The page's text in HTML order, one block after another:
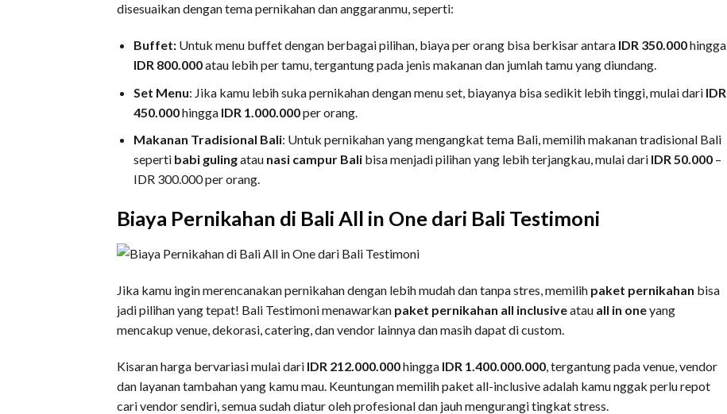
disesuaikan dengan tema pernikahan dan anggaranmu, seperti:
Buffet: Untuk menu buffet dengan berbagai pilihan, biaya per orang bisa berkisar antara IDR 350.000hingga
IDR 800.000atau lebih per tamu, tergantung pada jenis makanan dan jumlah tamu yang diundang.
Set Menu: Jika kamu lebih suka pernikahan dengan menu set, biayanya bisa sedikit lebih tinggi, mulai dari IDR
450.000hingga IDR 1.000.000per orang.
Makanan Tradisional Bali: Untuk pernikahan yang mengangkat tema Bali, memilih makanan tradisional Bali
seperti babi gulingatau nasi campur Balibisa menjadi pilihan yang lebih terjangkau, mulai dari IDR 50.000–
IDR 300.000 per orang.
Biaya Pernikahan di Bali All in One dari Bali Testimoni
Jika kamu ingin merencanakan pernikahan dengan lebih mudah dan tanpa stres, memilih paket pernikahan bisa
jadi pilihan yang tepat! Bali Testimoni menawarkan paket pernikahan all inclusiveatau all in oneyang
mencakup venue, dekorasi, catering, dan vendor lainnya dan masih dapat di custom.
Kisaran harga bervariasi mulai dari IDR 212.000.000hingga IDR 1.400.000.000, tergantung pada venue, vendor
dan layanan tambahan yang kamu mau. Keuntungan memilih paket all-inclusive adalah kamu nggak perlu repot
cari vendor sendiri, semua sudah diatur oleh profesional dan jauh mengurangi tingkat stress.